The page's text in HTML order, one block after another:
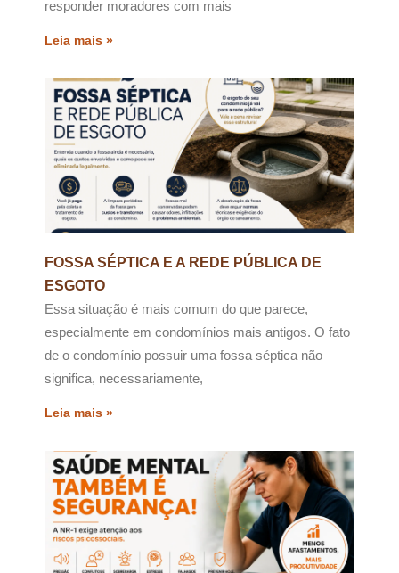
responder moradores com mais
Leia mais »
FOSSA SÉPTICA E A REDE PÚBLICA DE
ESGOTO
Essa situação é mais comum do que parece,
especialmente em condomínios mais antigos. O fato
de o condomínio possuir uma fossa séptica não
significa, necessariamente,
Leia mais »